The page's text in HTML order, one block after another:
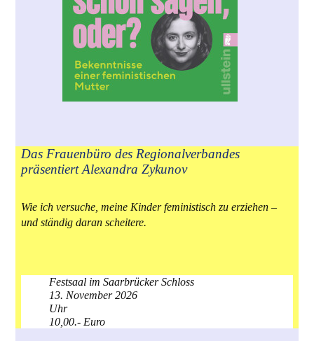
Das Frauenbüro des Regionalverbandes
präsentiert Alexandra Zykunov
Wie ich versuche, meine Kinder feministisch zu erziehen –
und ständig daran scheitere.
Festsaal im Saarbrücker Schloss
13. November 2026
Uhr
10,00.- Euro